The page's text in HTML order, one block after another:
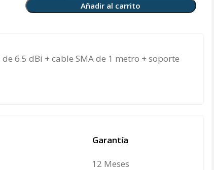
Añadir al carrito
6.5 dBi + cable SMA de 1 metro + soporte
Garantía
12 Meses